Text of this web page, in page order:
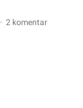
2 komentar